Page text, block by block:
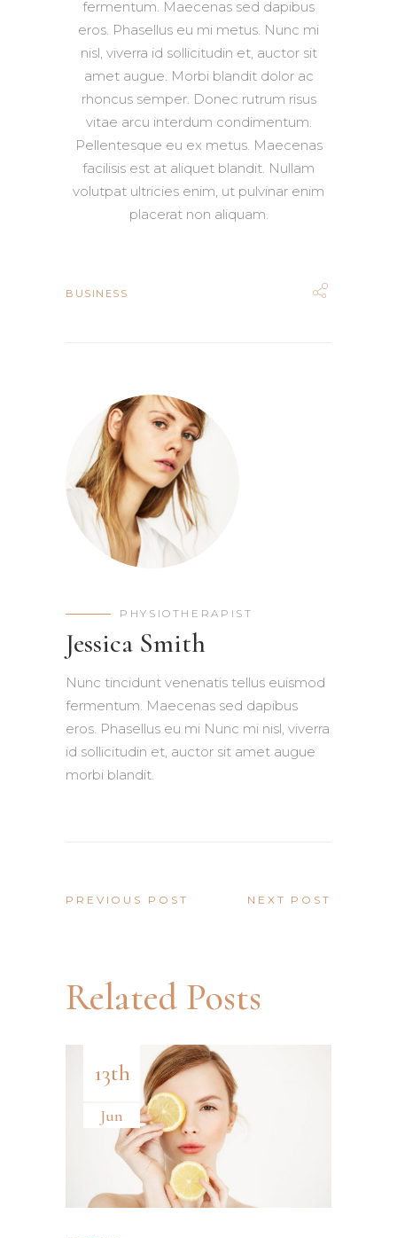
fermentum. Maecenas sed dapibus
eros. Phasellus eu mi metus. Nunc mi
nisl, viverra id sollicitudin et, auctor sit
amet augue. Morbi blandit dolor ac
rhoncus semper. Donec rutrum risus
vitae arcu interdum condimentum.
Pellentesque eu ex metus. Maecenas
facilisis est at aliquet blandit. Nullam
volutpat ultricies enim, ut pulvinar enim
placerat non aliquam.
BUSINESS
PHYSIOTHERAPIST
Jessica Smith
Nunc tincidunt venenatis tellus euismod
fermentum. Maecenas sed dapibus
eros. Phasellus eu mi Nunc mi nisl, viverra
id sollicitudin et, auctor sit amet augue
morbi blandit.
PREVIOUS POST NEXT POST
Related Posts
13th
Jun